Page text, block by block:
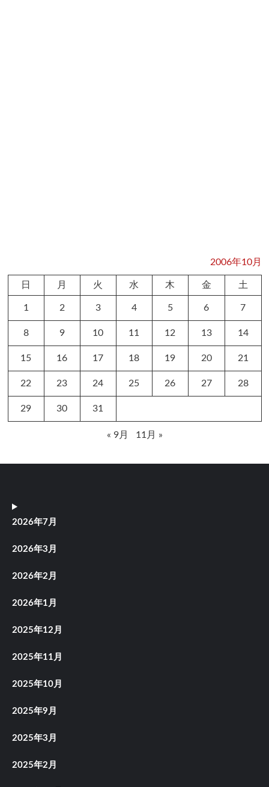
2006年10月
日 月 火 水 木 金 土
1 2 3 4 5 6 7
8 9 10 11 12 13 14
15 16 17 18 19 20 21
22 23 24 25 26 27 28
29 30 31
« 9月 11月 »
2026年7月
2026年3月
2026年2月
2026年1月
2025年12月
2025年11月
2025年10月
2025年9月
2025年3月
2025年2月